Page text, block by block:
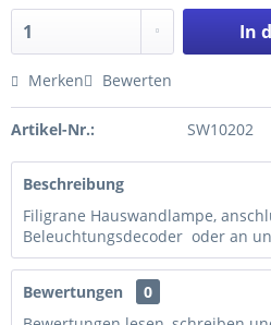
In
Merken Bewerten
Artikel-Nr.: SW10202
Beschreibung
Filigrane Hauswandlampe,
Beleuchtungsdecoder oder an
Bewertungen
0